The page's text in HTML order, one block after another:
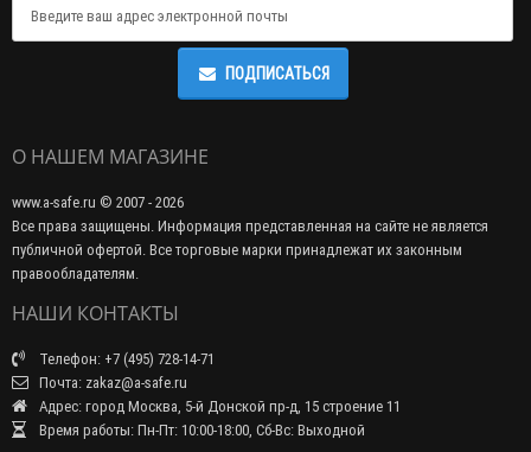
ПОДПИСАТЬСЯ
О НАШЕМ МАГАЗИНЕ
www.a-safe.ru © 2007 - 2026
Все права защищены. Информация представленная на сайте не является
публичной офертой. Все торговые марки принадлежат их законным
правообладателям.
НАШИ КОНТАКТЫ
Телефон: +7 (495) 728-14-71
Почта: zakaz@a-safe.ru
Адрес: город Москва, 5-й Донской пр-д, 15 строение 11
Время работы: Пн-Пт: 10:00-18:00, Сб-Вс: Выходной